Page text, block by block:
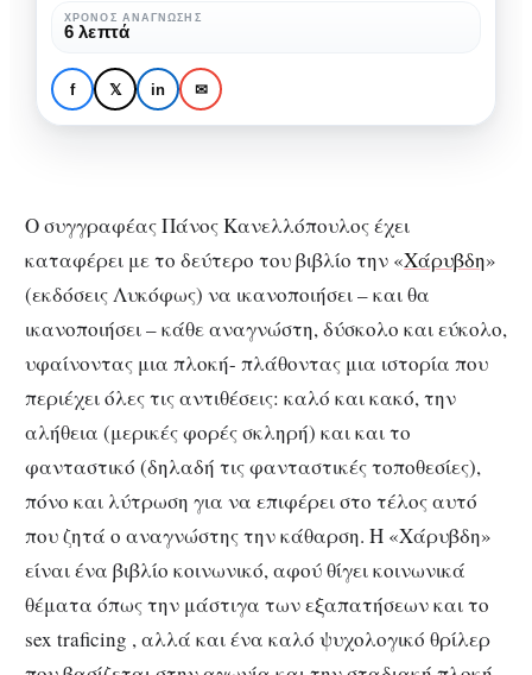
Βρεθήκαμε στην
παρουσίαση του νέου
βιβλίου του Πάνου
Κανελλόπουλου
νέου
βιβλίου
του
Πάνου
(εκδ.
Λυκόφως)
ΧΡΌΝΟΣ ΑΝΆΓΝΩΣΗΣ
6 λεπτά
f 𝕏 in ✉
Ο συγγραφέας Πάνος Κανελλόπουλος έχει
καταφέρει με το δεύτερο του βιβλίο την «Χάρυβδη»
(εκδόσεις Λυκόφως) να ικανοποιήσει – και θα
ικανοποιήσει – κάθε αναγνώστη, δύσκολο και εύκολο,
υφαίνοντας μια πλοκή- πλάθοντας μια ιστορία που
περιέχει όλες τις αντιθέσεις: καλό και κακό, την
αλήθεια (μερικές φορές σκληρή) και και το
φανταστικό (δηλαδή τις φανταστικές τοποθεσίες),
πόνο και λύτρωση για να επιφέρει στο τέλος αυτό
που ζητά ο αναγνώστης την κάθαρση. Η «Χάρυβδη»
είναι ένα βιβλίο κοινωνικό, αφού θίγει κοινωνικά
θέματα όπως την μάστιγα των εξαπατήσεων και το
sex traficing , αλλά και ένα καλό ψυχολογικό θρίλερ